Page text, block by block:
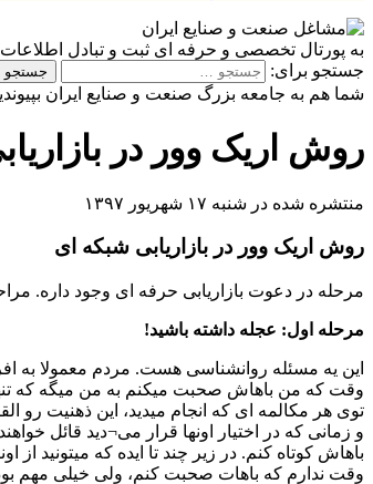
به پورتال تخصصی و حرفه ای ثبت و تبادل
جستجو برای:
شما هم به جامعه بزرگ صنعت و صنایع ایران
روش اریک وور در
منتشره شده در شنبه ۱۷ شهریور ۱۳۹۷
روش اریک وور در بازاریابی شبکه ای
مرحله در دعوت بازاریابی حرفه ای وجود داره.
مرحله اول: عجله داشته باشید!
این یه مسئله روانشناسی هست. مردم معمولا به
وقت که من باهاش صحبت میکنم به من میگه که
توی هر مکالمه ای که انجام میدید، این ذهنیت رو
و زمانی که در اختیار اونها قرار می¬دید قائل
باهاش کوتاه کنم. در زیر چند تا ایده که میتونید
وقت ندارم که باهات صحبت کنم، ولی خیلی مهم